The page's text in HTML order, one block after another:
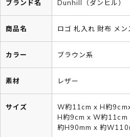
ブランド名 Dunhill（ダンヒル）
商品名 ロゴ 札入れ 財布 メン
カラー ブラウン系
素材 レザー
サイズ
W約11cm x H約
H約9cm x W約11cm
約H90mm x 約